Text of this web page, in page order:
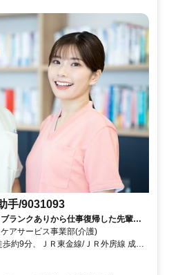
手/9031093
ランクありから仕事復帰した先輩や
アサービス事業部(介護)
約9分、ＪＲ東金線/ＪＲ外房線 成東
線 求名出入口2徒歩約42分 車・バイ